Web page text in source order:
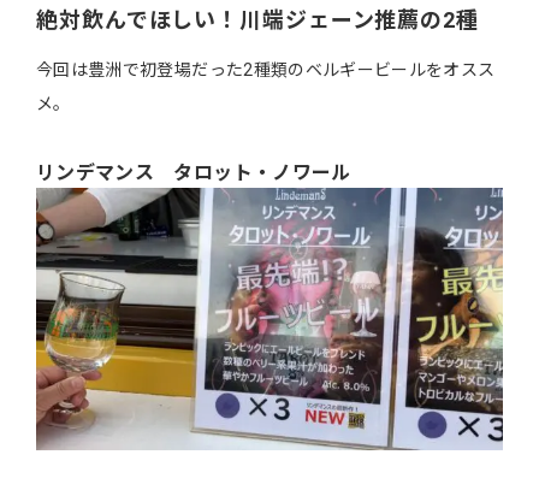
絶対飲んでほしい！川端ジェーン推薦の2種
今回は豊洲で初登場だった2種類のベルギービールをオスス
メ。
リンデマンス タロット・ノワール